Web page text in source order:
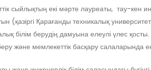
сыйлықтың екі мәрте лауреаты, тау-
(қазіргі Қарағанды техникалық
білім берудің дамуына елеулі үлес
және мемлекеттік басқару